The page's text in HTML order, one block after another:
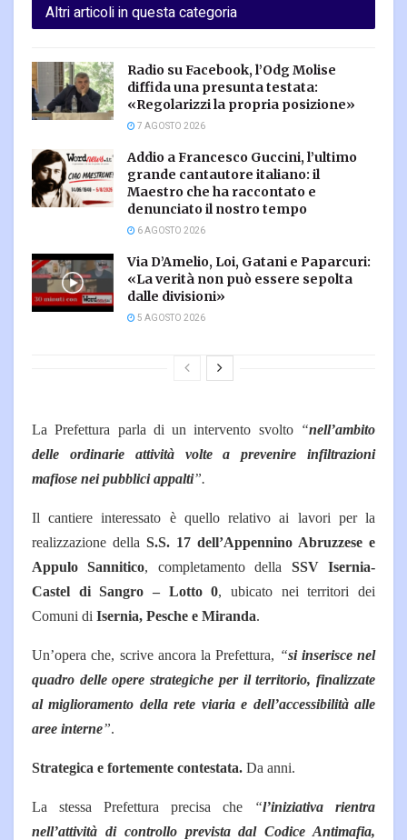
Altri articoli in questa categoria
Radio su Facebook, l’Odg Molise
diffida una presunta testata:
«Regolarizzi la propria posizione»
7 AGOSTO 2026
Addio a Francesco Guccini, l’ultimo
grande cantautore italiano: il
Maestro che ha raccontato e
denunciato il nostro tempo
6 AGOSTO 2026
Via D’Amelio, Loi, Gatani e Paparcuri:
«La verità non può essere sepolta
dalle divisioni»
5 AGOSTO 2026
La Prefettura parla di un intervento svolto “nell’ambito
delle ordinarie attività volte a prevenire infiltrazioni
mafiose nei pubblici appalti”.
Il cantiere interessato è quello relativo ai lavori per la
realizzazione della S.S. 17 dell’Appennino Abruzzese e
Appulo Sannitico, completamento della SSV Isernia-
Castel di Sangro – Lotto 0, ubicato nei territori dei
Comuni di Isernia, Pesche e Miranda.
Un’opera che, scrive ancora la Prefettura, “si inserisce nel
quadro delle opere strategiche per il territorio, finalizzate
al miglioramento della rete viaria e dell’accessibilità alle
aree interne”.
Strategica e fortemente contestata. Da anni.
La stessa Prefettura precisa che “l’iniziativa rientra
nell’attività di controllo prevista dal Codice Antimafia,